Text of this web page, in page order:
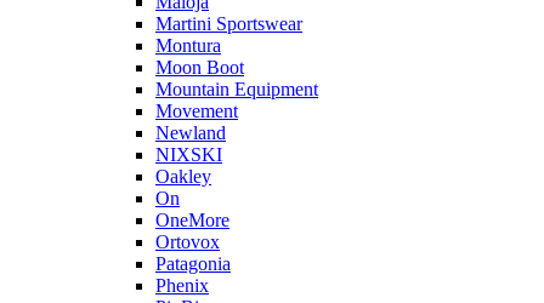
Martini Sportswear
Montura
Moon Boot
Mountain Equipment
Movement
Newland
NIXSKI
Oakley
On
OneMore
Ortovox
Patagonia
Phenix